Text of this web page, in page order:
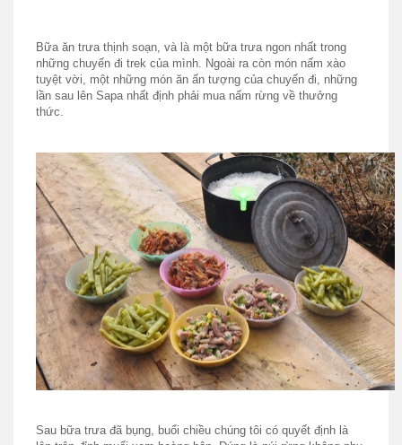
Bữa ăn trưa thịnh soạn, và là một bữa trưa ngon nhất trong
những chuyến đi trek của mình. Ngoài ra còn món nấm xào
tuyệt vời, một những món ăn ấn tượng của chuyến đi, những
lần sau lên Sapa nhất định phải mua nấm rừng về thưởng
thức.
Sau bữa trưa đã bụng, buổi chiều chúng tôi có quyết định là